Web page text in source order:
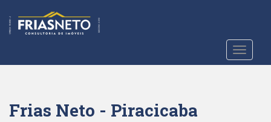
t
Frias Neto - Piracicaba